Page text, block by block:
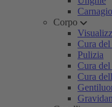
Corpo
Cura
Pulizia
Cura del
Cura